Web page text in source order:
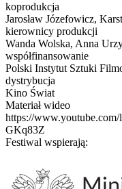
koprodukcja
Jarosław Józefowicz,
kierownicy produkcji
Wanda Wolska, Anna
współfinansowanie
Polski Instytut Sztuki
dystrybucja
Kino Świat
Materiał wideo
https://
GKq83Z
Festiwal wspierają: